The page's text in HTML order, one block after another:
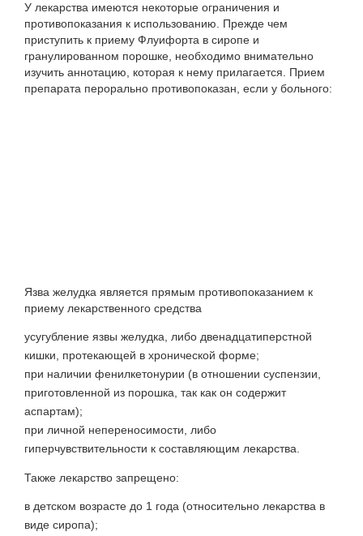
У лекарства имеются некоторые ограничения и
противопоказания к использованию. Прежде чем
приступить к приему Флуифорта в сиропе и
гранулированном порошке, необходимо внимательно
изучить аннотацию, которая к нему прилагается. Прием
препарата перорально противопоказан, если у больного:
Язва желудка является прямым противопоказанием к
приему лекарственного средства
усугубление язвы желудка, либо двенадцатиперстной
кишки, протекающей в хронической форме;
при наличии фенилкетонурии (в отношении суспензии,
приготовленной из порошка, так как он содержит
аспартам);
при личной непереносимости, либо
гиперчувствительности к составляющим лекарства.
Также лекарство запрещено:
в детском возрасте до 1 года (относительно лекарства в
виде сиропа);